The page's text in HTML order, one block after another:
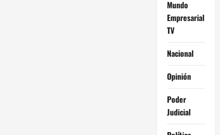
Mundo
Empresarial
TV
Nacional
Opinión
Poder
Judicial